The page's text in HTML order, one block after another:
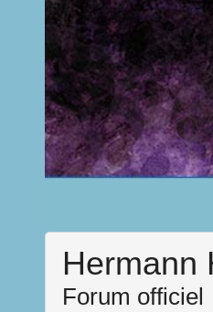
Hermann
Forum officiel